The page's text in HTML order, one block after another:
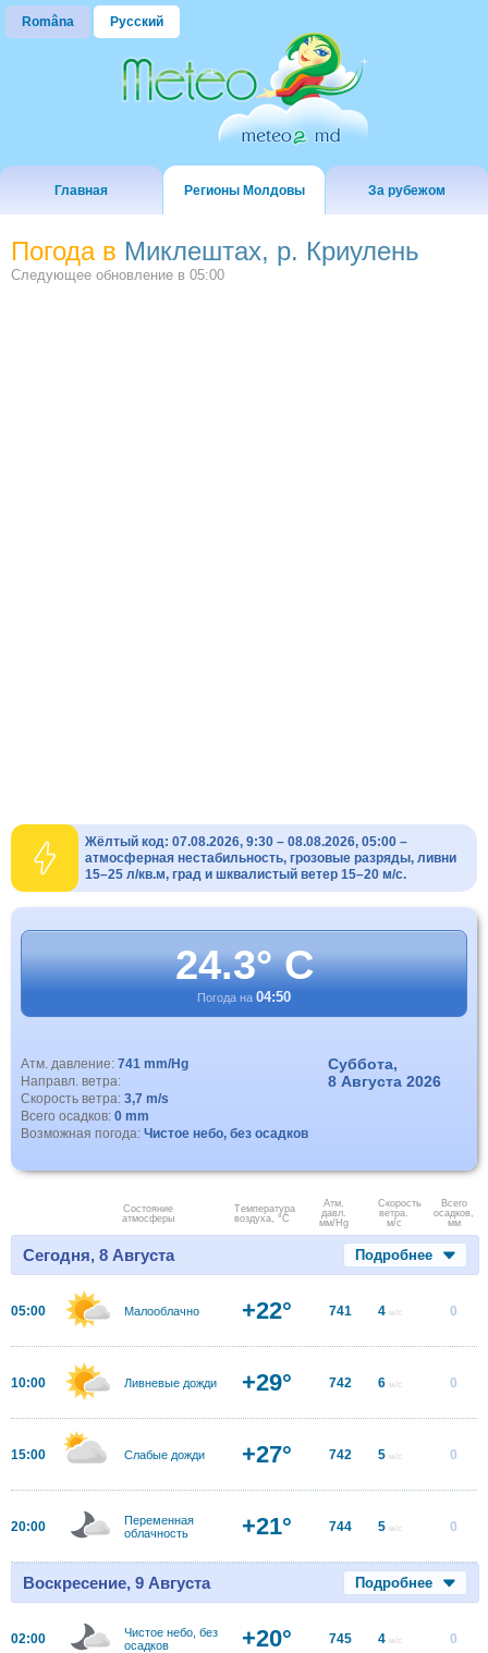
Româna Русский
Главная Регионы Молдовы За рубежом
Погода в Миклештах, р. Криулень
Следующее обновление в 05:00
Жёлтый код: 07.08.2026, 9:30 – 08.08.2026, 05:00 –
атмосферная нестабильность, грозовые разряды, ливни
15–25 л/кв.м, град и шквалистый ветер 15–20 м/с.
24.3° C
Погода на 04:50
Атм. давление: 741 mm/Hg
Направл. ветра:
Скорость ветра: 3,7 m/s
Всего осадков: 0 mm
Возможная погода: Чистое небо, без осадков
Суббота,
8 Августа 2026
Состояние
атмосферы
Температура
воздуха, °C
Атм.
давл.
мм/Hg
Скорость
ветра.
м/с
Всего
осадков,
мм
Сегодня, 8 Августа Подробнее
05:00 Малооблачно +22° 741 4 м/с 0
10:00 Ливневые дожди +29° 742 6 м/с 0
15:00 Слабые дожди +27° 742 5 м/с 0
20:00
Переменная
облачность
+21° 744 5 м/с 0
Воскресение, 9 Августа Подробнее
02:00
Чистое небо, без
осадков
+20° 745 4 м/с 0